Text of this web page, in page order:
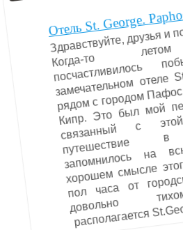
Отель St. George.
Здравствуйте, друзья и
замечательном отеле
рядом с городом
Кипр. Это был мой
хорошем смысле
пол часа от
располагается